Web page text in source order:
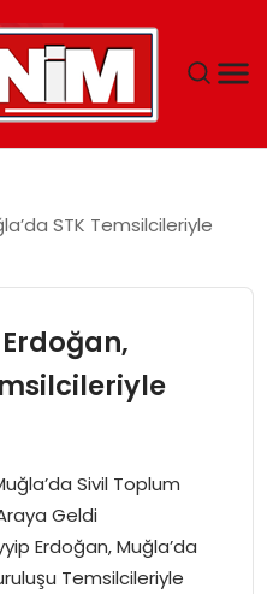
STK Temsilcileriyle
Sivil Toplum
Geldi
Erdoğan, Muğla’da
Temsilcileriyle